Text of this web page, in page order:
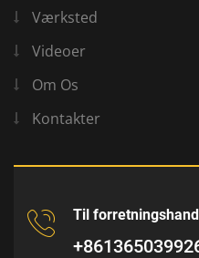
Værksted
Videoer
Om Os
Kontakter
Til